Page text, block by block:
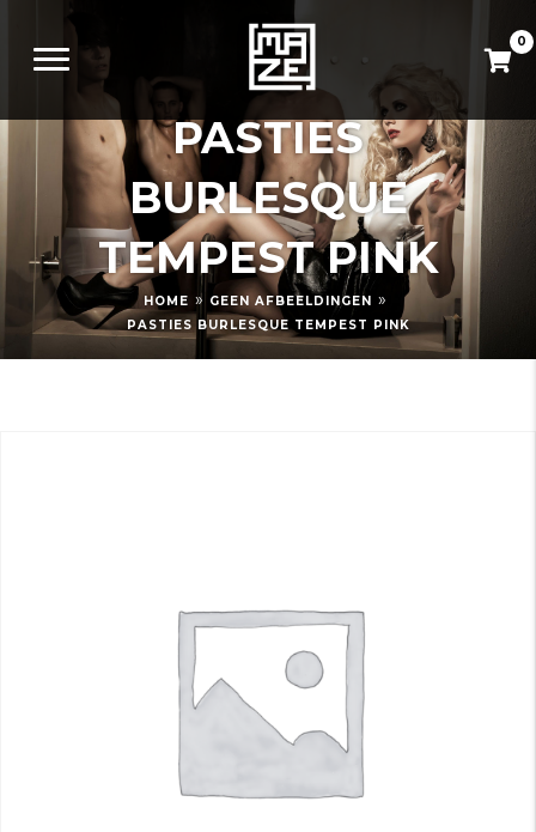
0
PASTIES
BURLESQUE
TEMPEST PINK
HOME » GEEN AFBEELDINGEN »
PASTIES BURLESQUE TEMPEST PINK